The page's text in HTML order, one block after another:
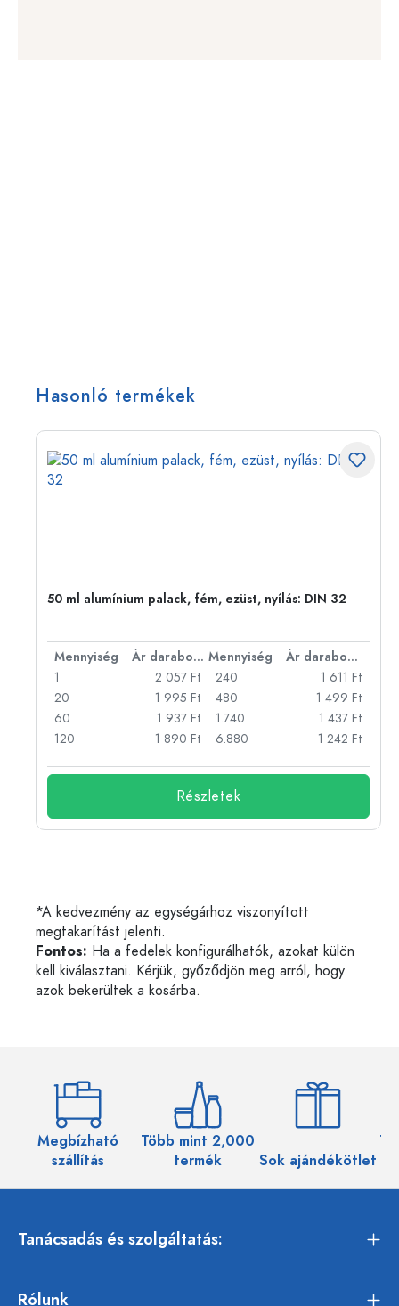
Hasonló termékek
50 ml alumínium palack, fém, ezüst, nyílás: DIN 32
Mennyiség Ár darabonként Mennyiség
Ár darabonként
1
2 057 Ft
20
1 995 Ft
60
1 937 Ft
120
1 890 Ft
240
1 611 Ft
480
1 499 Ft
1.740
1 437 Ft
6.880
1 242 Ft
Részletek
*A kedvezmény az egységárhoz viszonyított
megtakarítást jelenti.
Fontos: Ha a fedelek konfigurálhatók, azokat külön
kell kiválasztani. Kérjük, győződjön meg arról, hogy
azok bekerültek a kosárba.
Megbízható
szállítás
Több mint 2,000
termék
Sok ajándékötlet
Tanácsadás és szolgáltatás:
Rólunk